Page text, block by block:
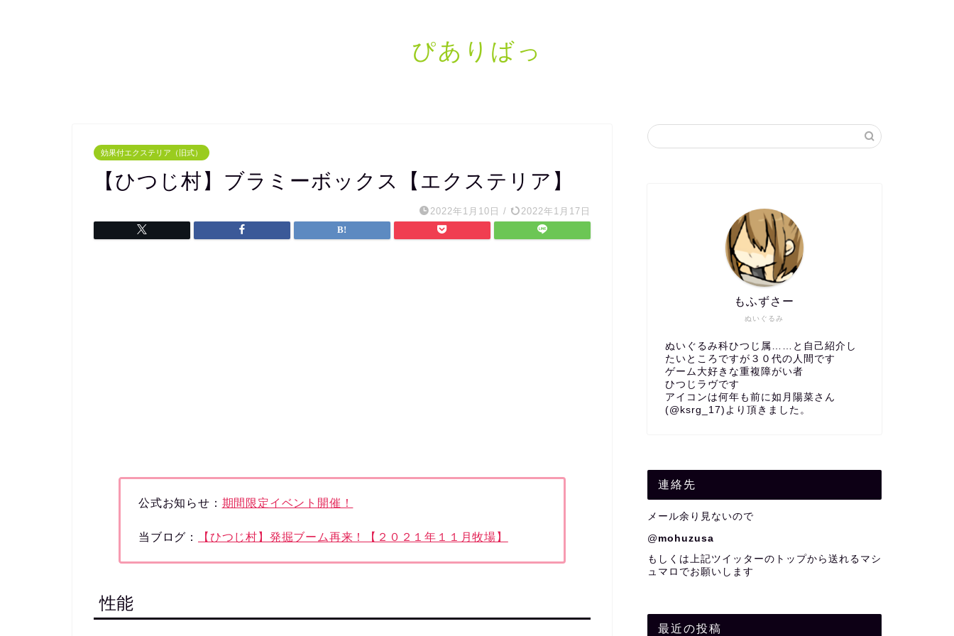
ぴありばっ
効果付エクステリア（旧式）
【ひつじ村】ブラミーボックス【エクステリア】
2022年1月10日 / 2022年1月17日
公式お知らせ： 期間限定イベント開催！
当ブログ： 【ひつじ村】発掘ブーム再来！【２０２１年１１月牧場】
性能
ぬいぐるみ
もふずさー
ぬいぐるみ科ひつじ属……と自己紹介し
たいところですが３０代の人間です
ゲーム大好きな重複障がい者
ひつじラヴです
アイコンは何年も前に如月陽菜さん
(@ksrg_17)より頂きました。
連絡先
メール余り見ないので
@ mohuzusa
もしくは上記ツイッターのトップから送れるマシ
ュマロでお願いします
最近の投稿